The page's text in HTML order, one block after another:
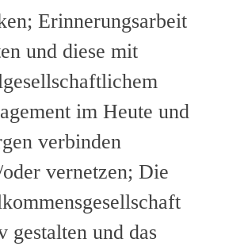
Erinnerungsarbeit
und diese mit
im Heute und
verbinden
vernetzen; Die
gestalten und das